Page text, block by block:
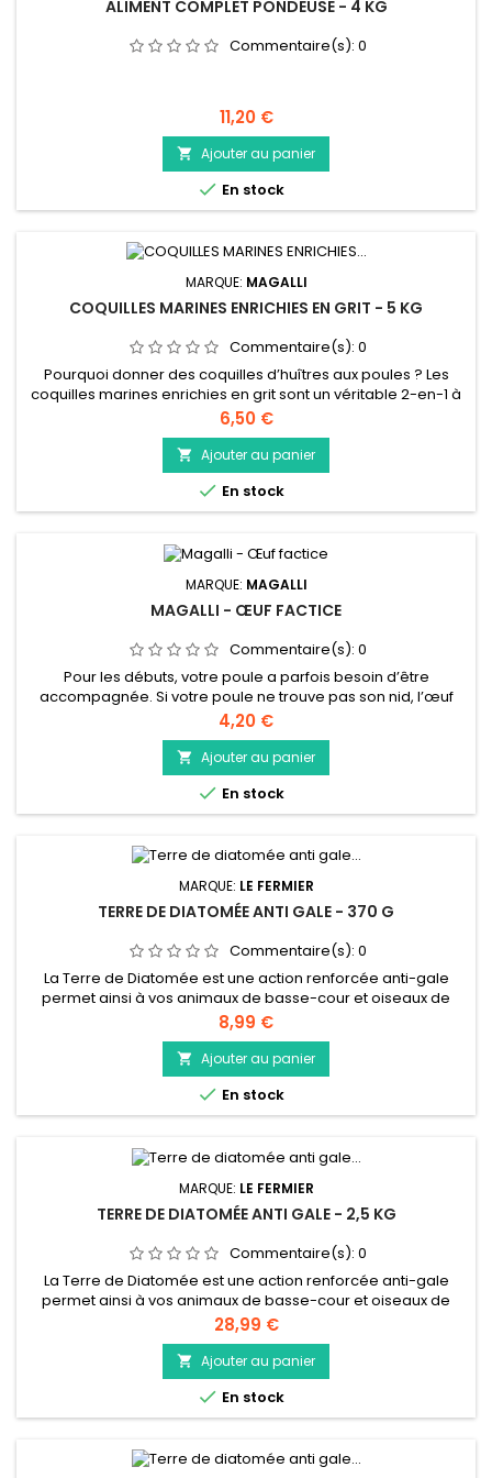
ALIMENT COMPLET PONDEUSE - 4 KG
Commentaire(s): 0
Prix
11,20 €
 Ajouter au panier
 En stock
MARQUE: MAGALLI
COQUILLES MARINES ENRICHIES EN GRIT - 5 KG
Commentaire(s): 0
Pourquoi donner des coquilles d’huîtres aux poules ? Les
coquilles marines enrichies en grit sont un véritable 2-en-1 à
offrir au quotidien à sa poule.
Prix
6,50 €
 Ajouter au panier
 En stock
MARQUE: MAGALLI
MAGALLI - ŒUF FACTICE
Commentaire(s): 0
Pour les débuts, votre poule a parfois besoin d’être
accompagnée. Si votre poule ne trouve pas son nid, l’œuf
factice est fait pour elle. En plaçant l’œuf factice dans le nid
de Magalli, elle comprendra que c’est le meilleur endroit
pour fabriquer son œuf et elle n’ira plus le cacher ailleurs.
L’œuf factice Magalli peut être utilisé pour encourager la...
Prix
4,20 €
 Ajouter au panier
 En stock
MARQUE: LE FERMIER
TERRE DE DIATOMÉE ANTI GALE - 370 G
Commentaire(s): 0
La Terre de Diatomée est une action renforcée anti-gale
permet ainsi à vos animaux de basse-cour et oiseaux de
retrouver bien-être et confort dans leur environnement de
vie. La gale des animaux est liée à un insecte acarien qui se
niche sous la peau et cause de nombreuses
démangeaisons. La Terre de diatomée allie l’action répulsive
contre les insectes...
Prix
8,99 €
 Ajouter au panier
 En stock
MARQUE: LE FERMIER
TERRE DE DIATOMÉE ANTI GALE - 2,5 KG
Commentaire(s): 0
La Terre de Diatomée est une action renforcée anti-gale
permet ainsi à vos animaux de basse-cour et oiseaux de
retrouver bien-être et confort dans leur environnement de
vie. La gale des animaux est liée à un insecte acarien qui se
niche sous la peau et cause de nombreuses
démangeaisons. La Terre de diatomée allie l’action répulsive
contre les insectes...
Prix
28,99 €
 Ajouter au panier
 En stock